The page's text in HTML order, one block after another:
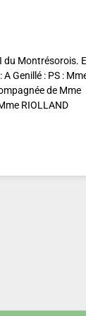
du Montrésorois.
Genillé : PS :
de Mme
RIOLLAND